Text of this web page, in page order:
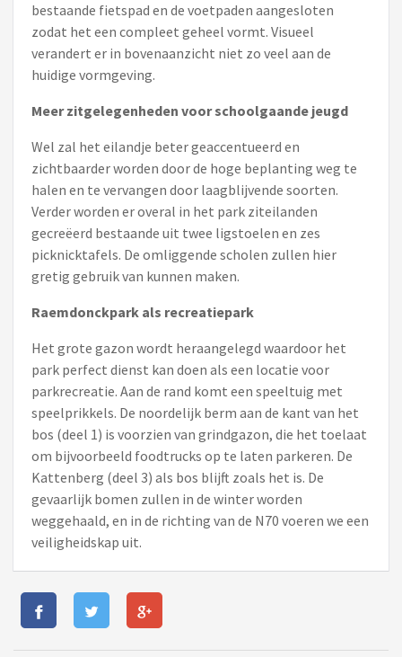
bestaande fietspad en de voetpaden aangesloten
zodat het een compleet geheel vormt. Visueel
verandert er in bovenaanzicht niet zo veel aan de
huidige vormgeving.
Meer zitgelegenheden voor schoolgaande jeugd
Wel zal het eilandje beter geaccentueerd en
zichtbaarder worden door de hoge beplanting weg te
halen en te vervangen door laagblijvende soorten.
Verder worden er overal in het park ziteilanden
gecreëerd bestaande uit twee ligstoelen en zes
picknicktafels. De omliggende scholen zullen hier
gretig gebruik van kunnen maken.
Raemdonckpark als recreatiepark
Het grote gazon wordt heraangelegd waardoor het
park perfect dienst kan doen als een locatie voor
parkrecreatie. Aan de rand komt een speeltuig met
speelprikkels. De noordelijk berm aan de kant van het
bos (deel 1) is voorzien van grindgazon, die het toelaat
om bijvoorbeeld foodtrucks op te laten parkeren. De
Kattenberg (deel 3) als bos blijft zoals het is. De
gevaarlijk bomen zullen in de winter worden
weggehaald, en in de richting van de N70 voeren we een
veiligheidskap uit.